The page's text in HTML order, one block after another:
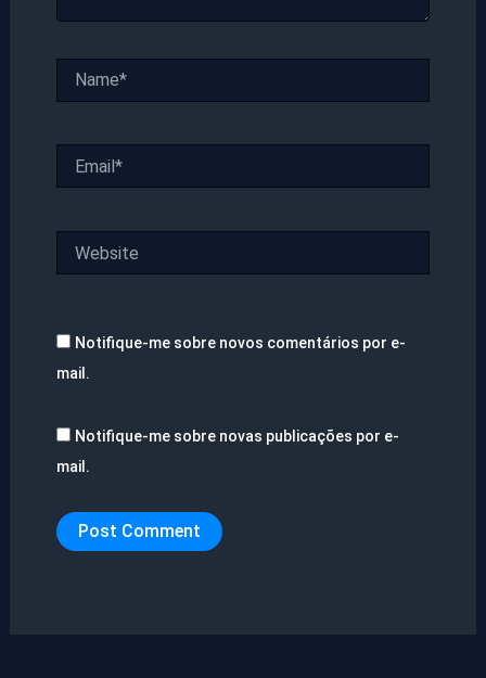
Notifique-me sobre novos comentários por e-
mail.
Notifique-me sobre novas publicações por e-
mail.